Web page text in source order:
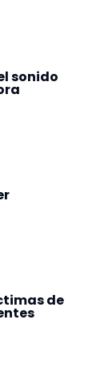
sonido
de